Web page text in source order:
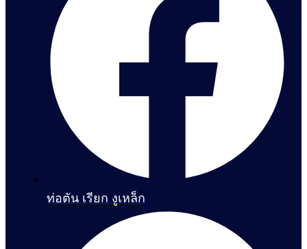
ท่อตัน เรียก งูเหล็ก